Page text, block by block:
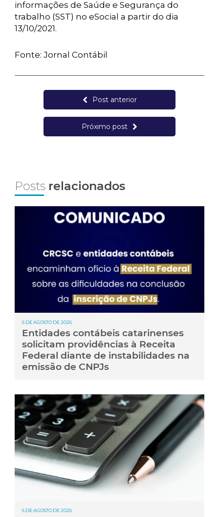
informações de Saúde e Segurança do
trabalho (SST) no eSocial a partir do dia
13/10/2021.
Fonte: Jornal Contábil
Post anterior
Próximo post
Posts relacionados
6 DE AGOSTO DE 2026
Entidades contábeis catarinenses
solicitam providências à Receita
Federal diante de instabilidades na
emissão de CNPJs
6 DE AGOSTO DE 2026